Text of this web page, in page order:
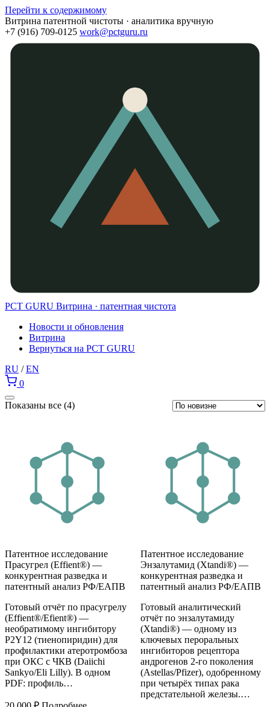
Перейти к содержимому
Витрина патентной чистоты · аналитика вручную
+7 (916) 709-0125 work@pctguru.ru
PCT GURU Витрина · патентная чистота
Новости и обновления
Витрина
Вернуться на PCT GURU
RU / EN
0
Показаны все (4)Сортировка:
Патентное исследование
Прасугрел (Effient®) —
конкурентная разведка и
патентный анализ РФ/ЕАПВ
Готовый отчёт по прасугрелу
(Effient®/Efient®) —
необратимому ингибитору
P2Y12 (тиенопиридин) для
профилактики атеротромбоза
при ОКС с ЧКВ (Daiichi
Sankyo/Eli Lilly). В одном
PDF: профиль…
Патентное исследование
Энзалутамид (Xtandi®) —
конкурентная разведка и
патентный анализ РФ/ЕАПВ
Готовый аналитический
отчёт по энзалутамиду
(Xtandi®) — одному из
ключевых пероральных
ингибиторов рецептора
андрогенов 2-го поколения
(Astellas/Pfizer), одобренному
при четырёх типах рака
предстательной железы.…